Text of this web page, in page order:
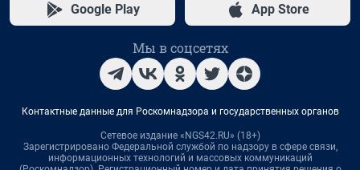
Google Play App Store
Мы в соцсетях
Контактные данные для Роскомнадзора и государственных органов
Сетевое издание «NGS42.RU» (18+)
Зарегистрировано Федеральной службой по надзору в сфере связи,
информационных технологий и массовых коммуникаций